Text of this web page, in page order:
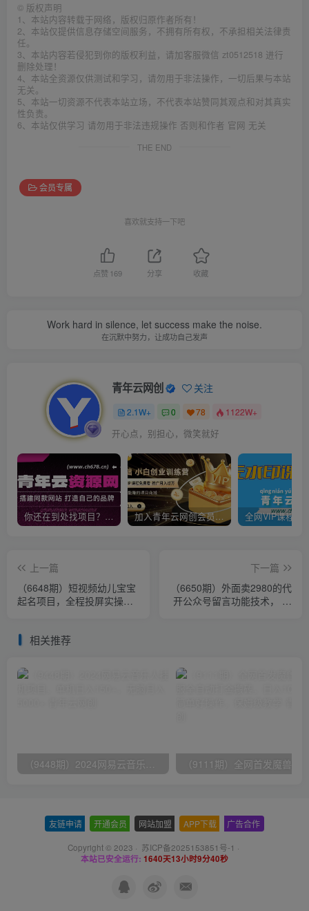
© 版权声明
1、本站内容转载于网络，版权归原作者所有！
2、本站仅提供信息存储空间服务，不拥有所有权，不承担相关法律责
任。
3、本站内容若侵犯到你的版权利益，请加客服微信 zt0512518 进行
删除处理！
4、本站全资源仅供测试和学习，请勿用于非法操作，一切后果与本站
无关。
5、本站一切资源不代表本站立场，不代表本站赞同其观点和对其真实
性负责。
6、本站仅供学习 请勿用于非法违规操作 否则和作者 官网 无关
THE END
会员专属
喜欢就支持一下吧
点赞 169 分享 收藏
Work hard in silence, let success make the noise.
在沉默中努力，让成功自己发声
青年云网创 关注
2.1W+ 0 78 1122W+
开心点，别担心，微笑就好
你还在到处找项目？还在当韭菜？我靠卖项目一个月收入5万+，曾经我也是个失败者。 加入青年云网创会员，全站资源免费学习。加入高级合伙人，推广日入1000+
上一篇
（6648期）短视频幼儿宝宝
起名项目，全程投屏实操，
下一篇
（6650期）外面卖2980的代
开公众号留言功能技术， 一
相关推荐
友链申请 开通会员 网站加盟 APP下载 广告合作
Copyright © 2023 · 苏ICP备2025153851号-1 ·
本站已安全运行: 1640天13小时9分40秒